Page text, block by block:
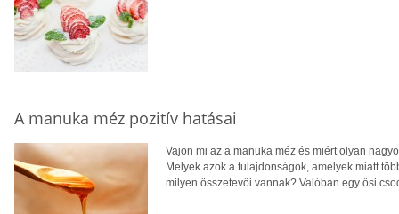
A manuka méz pozitív hatásai
Vajon mi az a manuka méz és miért olyan
Melyek azok a tulajdonságok, amelyek miatt
milyen összetevői vannak? Valóban egy ősi